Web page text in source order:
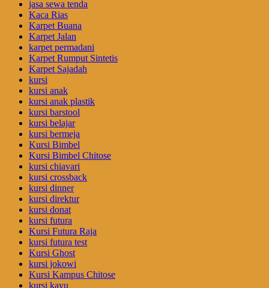
jasa sewa tenda
Kaca Rias
Karpet Buana
Karpet Jalan
karpet permadani
Karpet Rumput Sintetis
Karpet Sajadah
kursi
kursi anak
kursi anak plastik
kursi barstool
kursi belajar
kursi bermeja
Kursi Bimbel
Kursi Bimbel Chitose
kursi chiavari
kursi crossback
kursi dinner
kursi direktur
kursi donat
kursi futura
Kursi Futura Raja
kursi futura test
Kursi Ghost
kursi jokowi
Kursi Kampus Chitose
kursi kayu